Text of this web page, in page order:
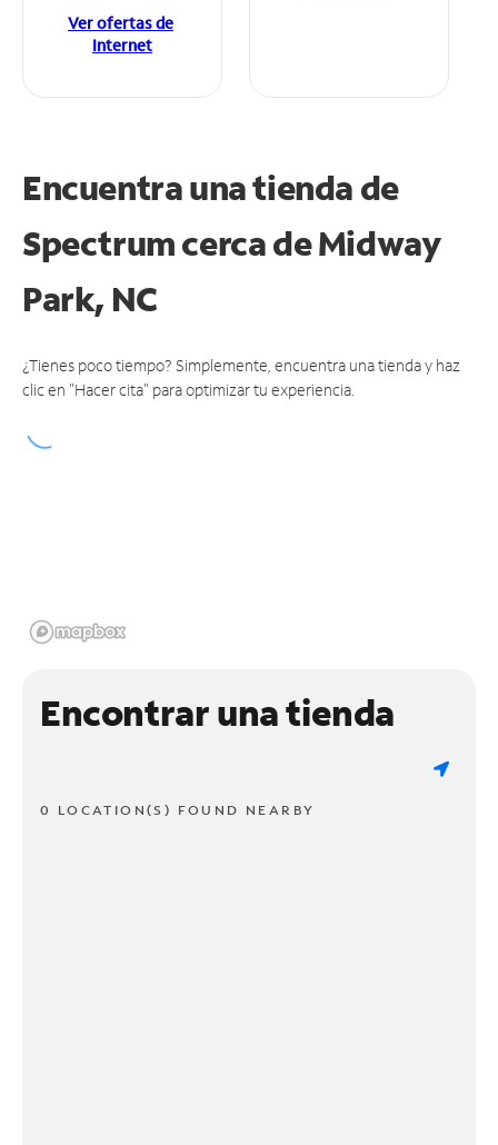
Ver ofertas de
Internet
Encuentra una tienda de
Spectrumcerca de Midway
Park, NC
¿Tienes poco tiempo? Simplemente, encuentra una tienda y haz
clic en "Hacer cita" para optimizar tu experiencia.
Encontrar una tienda
0 LOCATION(S) FOUND NEARBY